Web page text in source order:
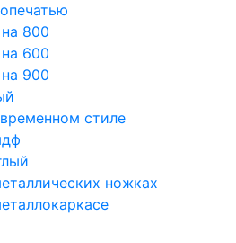
800
600
900
стиле
ножках